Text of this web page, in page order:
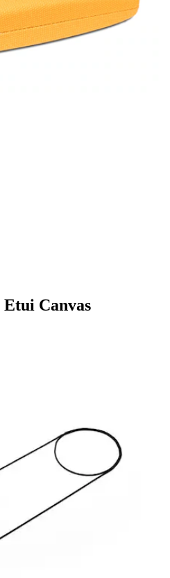
Etui Canvas